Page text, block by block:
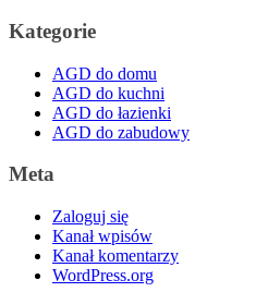
Kategorie
AGD do domu
AGD do kuchni
AGD do łazienki
AGD do zabudowy
Meta
Zaloguj się
Kanał wpisów
Kanał komentarzy
WordPress.org